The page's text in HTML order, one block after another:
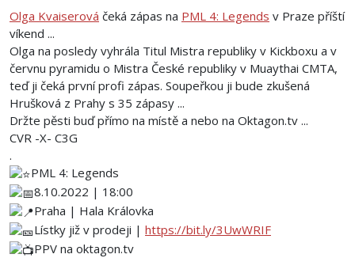
Olga Kvaiserová čeká zápas na PML 4: Legends v Praze příští
víkend ...
Olga na posledy vyhrála Titul Mistra republiky v Kickboxu a v
červnu pyramidu o Mistra České republiky v Muaythai CMTA,
teď ji čeká první profi zápas. Soupeřkou ji bude zkušená
Hrušková z Prahy s 35 zápasy ...
Držte pěsti buď přímo na místě a nebo na Oktagon.tv ...
CVR -X- C3G
.
PML 4: Legends
8.10.2022 | 18:00
Praha | Hala Královka
Lístky již v prodeji | https://bit.ly/3UwWRIF
PPV na oktagon.tv